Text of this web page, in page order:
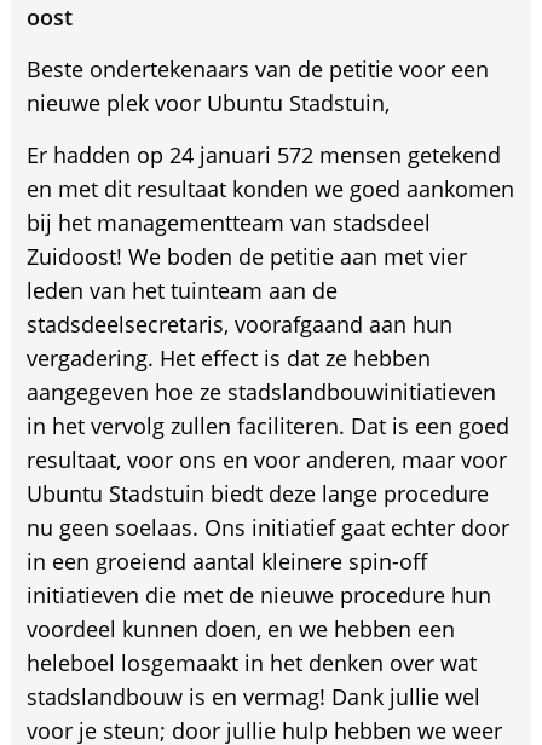
oost
Beste ondertekenaars van de petitie voor een
nieuwe plek voor Ubuntu Stadstuin,
Er hadden op 24 januari 572 mensen getekend
en met dit resultaat konden we goed aankomen
bij het managementteam van stadsdeel
Zuidoost! We boden de petitie aan met vier
leden van het tuinteam aan de
stadsdeelsecretaris, voorafgaand aan hun
vergadering. Het effect is dat ze hebben
aangegeven hoe ze stadslandbouwinitiatieven
in het vervolg zullen faciliteren. Dat is een goed
resultaat, voor ons en voor anderen, maar voor
Ubuntu Stadstuin biedt deze lange procedure
nu geen soelaas. Ons initiatief gaat echter door
in een groeiend aantal kleinere spin-off
initiatieven die met de nieuwe procedure hun
voordeel kunnen doen, en we hebben een
heleboel losgemaakt in het denken over wat
stadslandbouw is en vermag! Dank jullie wel
voor je steun; door jullie hulp hebben we weer